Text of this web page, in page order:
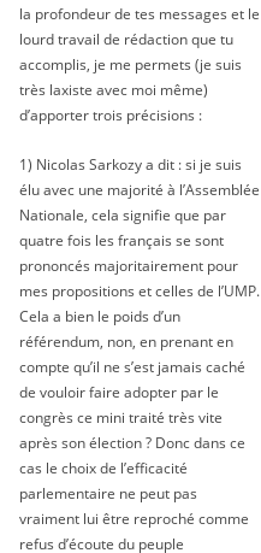
la profondeur de tes messages et le
lourd travail de rédaction que tu
accomplis, je me permets (je suis
très laxiste avec moi même)
d’apporter trois précisions :
1) Nicolas Sarkozy a dit : si je suis
élu avec une majorité à l’Assemblée
Nationale, cela signifie que par
quatre fois les français se sont
prononcés majoritairement pour
mes propositions et celles de l’UMP.
Cela a bien le poids d’un
référendum, non, en prenant en
compte qu’il ne s’est jamais caché
de vouloir faire adopter par le
congrès ce mini traité très vite
après son élection ? Donc dans ce
cas le choix de l’efficacité
parlementaire ne peut pas
vraiment lui être reproché comme
refus d’écoute du peuple